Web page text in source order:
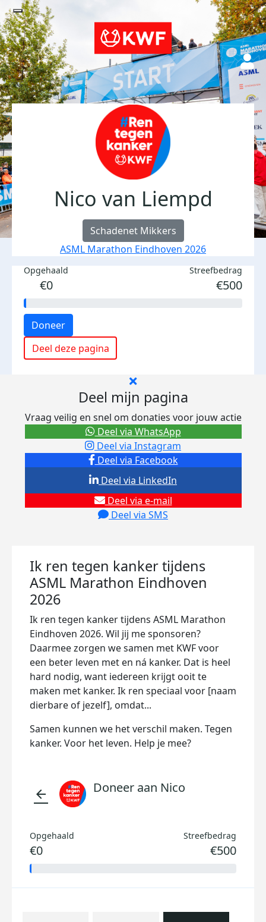
Nico van Liempd
Schadenet Mikkers
ASML Marathon Eindhoven 2026
Opgehaald
€0
Streefbedrag
€500
Doneer
Deel deze pagina
Deel mijn pagina
Vraag veilig en snel om donaties voor jouw actie
Deel via Facebook
Deel via Instagram
Deel via e-mail
Deel via SMS
Deel via LinkedIn
Deel via WhatsApp
Ik ren tegen kanker tijdens
ASML Marathon Eindhoven
2026
Ik ren tegen kanker tijdens ASML Marathon
Eindhoven 2026. Wil jij me sponsoren?
Daarmee zorgen we samen met KWF voor
een beter leven met en ná kanker. Dat is heel
hard nodig, want iedereen krijgt ooit te
maken met kanker. Ik ren speciaal voor [naam
dierbare of jezelf], omdat...
Samen kunnen we het verschil maken. Tegen
kanker. Voor het leven. Help je mee?
arrow_back Doneer aan Nico
Opgehaald
€0
Streefbedrag
€500